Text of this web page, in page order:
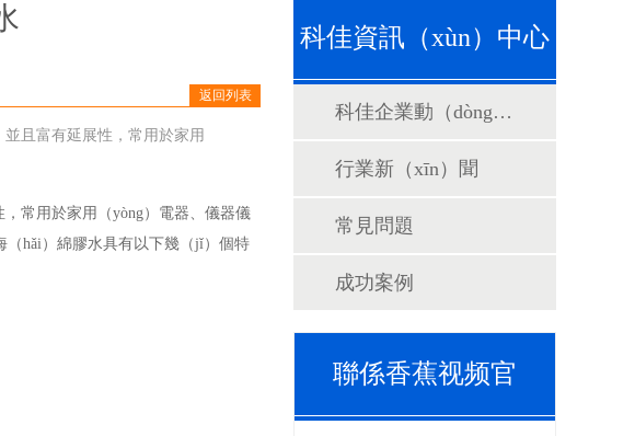
返回列表
且富有延展性，常用於家用
常用於家用（yòng）電器、儀器儀
（hǎi）綿膠水具有以下幾（jǐ）個特
科佳資訊（xùn）中心
科佳企業動（dòng）態
行業新（xīn）聞
常見問題
成功案例
聯係香蕉视频官